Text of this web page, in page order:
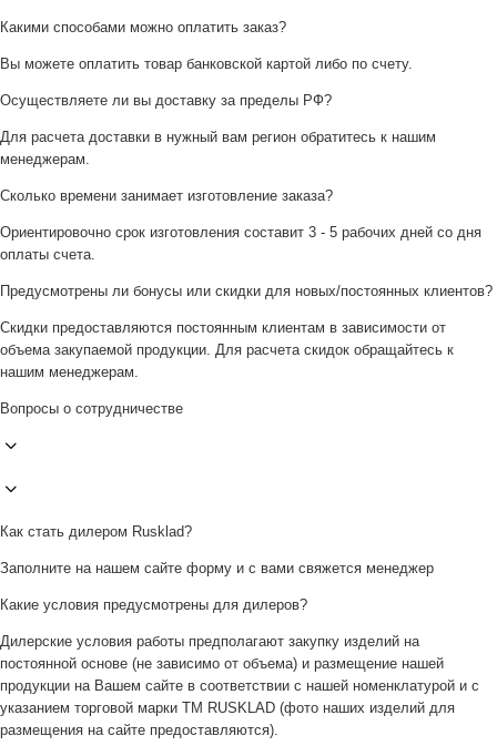
Какими способами можно оплатить заказ?
Вы можете оплатить товар банковской картой либо по счету.
Осуществляете ли вы доставку за пределы РФ?
Для расчета доставки в нужный вам регион обратитесь к нашим
менеджерам.
Сколько времени занимает изготовление заказа?
Ориентировочно срок изготовления составит 3 - 5 рабочих дней со дня
оплаты счета.
Предусмотрены ли бонусы или скидки для новых/постоянных клиентов?
Скидки предоставляются постоянным клиентам в зависимости от
объема закупаемой продукции. Для расчета скидок обращайтесь к
нашим менеджерам.
Вопросы о сотрудничестве
Как стать дилером Rusklad?
Заполните на нашем сайте форму и с вами свяжется менеджер
Какие условия предусмотрены для дилеров?
Дилерские условия работы предполагают закупку изделий на
постоянной основе (не зависимо от объема) и размещение нашей
продукции на Вашем сайте в соответствии с нашей номенклатурой и с
указанием торговой марки ТМ RUSKLAD (фото наших изделий для
размещения на сайте предоставляются).